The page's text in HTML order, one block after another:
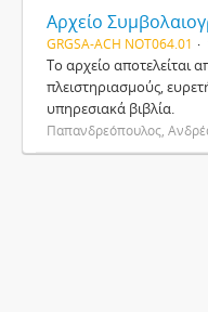
GRGSA-ACH NOT064.01
Το αρχείο αποτελείται
πλειστηριασμούς,
υπηρεσιακά βιβλία.
Παπανδρεόπουλος,